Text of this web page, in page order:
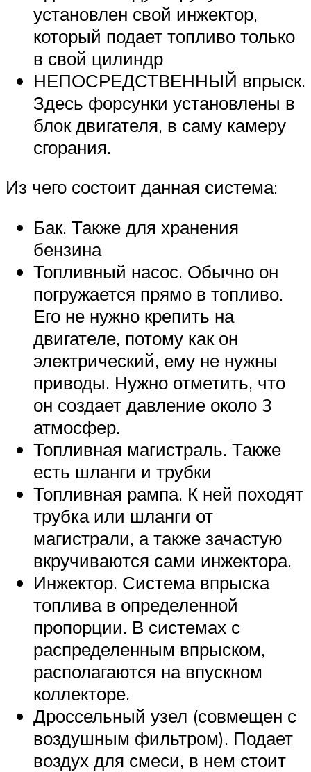
установлен свой инжектор,
который подает топливо только
в свой цилиндр
НЕПОСРЕДСТВЕННЫЙ впрыск.
Здесь форсунки установлены в
блок двигателя, в саму камеру
сгорания.
Из чего состоит данная система:
Бак. Также для хранения
бензина
Топливный насос. Обычно он
погружается прямо в топливо.
Его не нужно крепить на
двигателе, потому как он
электрический, ему не нужны
приводы. Нужно отметить, что
он создает давление около 3
атмосфер.
Топливная магистраль. Также
есть шланги и трубки
Топливная рампа. К ней походят
трубка или шланги от
магистрали, а также зачастую
вкручиваются сами инжектора.
Инжектор. Система впрыска
топлива в определенной
пропорции. В системах с
распределенным впрыском,
располагаются на впускном
коллекторе.
Дроссельный узел (совмещен с
воздушным фильтром). Подает
воздух для смеси, в нем стоит